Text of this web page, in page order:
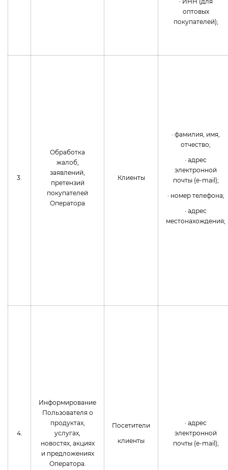
оптовых
покупателей);
3.
Обработка
жалоб,
заявлений,
претензий
покупателей
Оператора
Клиенты
· фамилия, имя,
отчество;
· адрес
электронной
почты (e-mail);
· номер телефона;
· адрес
местонахождения;
4.
Информирование
Пользователя о
продуктах,
услугах,
новостях, акциях
и предложениях
Оператора.
Посетители
клиенты
· адрес
электронной
почты (e-mail);